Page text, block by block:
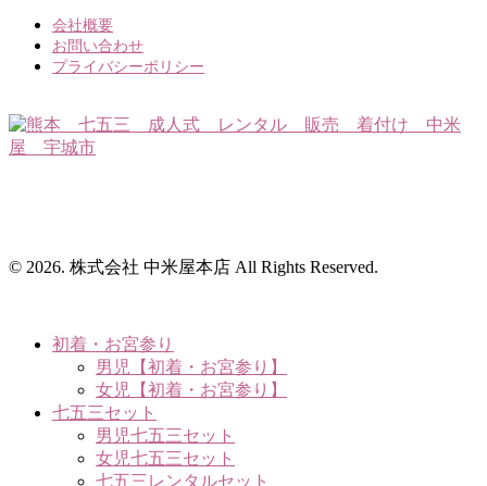
会社概要
お問い合わせ
プライバシーポリシー
© 2026. 株式会社 中米屋本店 All Rights Reserved.
初着・お宮参り
男児【初着・お宮参り】
女児【初着・お宮参り】
七五三セット
男児七五三セット
女児七五三セット
七五三レンタルセット